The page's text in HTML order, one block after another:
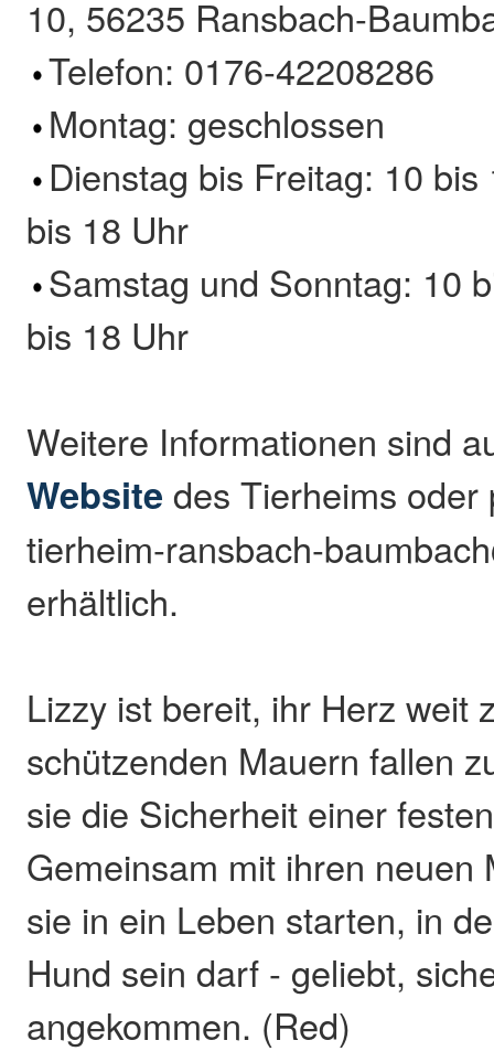
10, 56235 Ransbach-
Telefon: 0176-42208286
Montag: geschlossen
Dienstag bis Freitag: 10
bis 18 Uhr
Samstag und Sonntag: 10
bis 18 Uhr
Weitere Informationen sind
Website des Tierheims oder
tierheim-ransbach-
erhältlich.
Lizzy ist bereit, ihr Herz weit
schützenden Mauern fallen
sie die Sicherheit einer
Gemeinsam mit ihren neuen
sie in ein Leben starten, in
Hund sein darf - geliebt,
angekommen. (Red)